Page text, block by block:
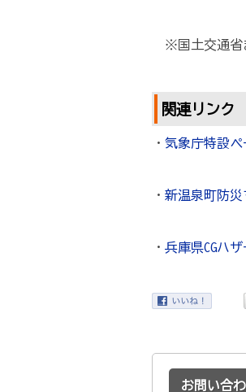
※国土交通省
関連リンク
・ 気象庁特設ペ
・ 新温泉町防災
・ 兵庫県CGハ
お問い合